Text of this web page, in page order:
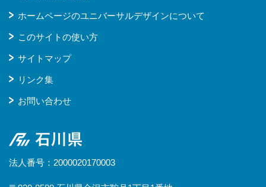
ホームページのユニバーサルデザインについて
このサイトの使い方
サイトマップ
リンク集
お問い合わせ
石川県
法人番号：2000020170003